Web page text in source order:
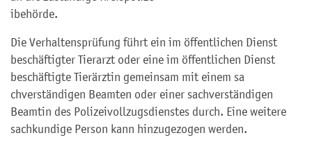
ibehörde.
Die Verhaltensprüfung führt ein im öffentlichen Dienst
beschäftigter Tierarzt oder eine im öffentlichen Dienst
beschäftigte Tierärztin gemeinsam mit einem sa
chverständigen Beamten oder einer sachverständigen
Beamtin des Polizeivollzugsdienstes durch. Eine weitere
sachkundige Person kann hinzugezogen werden.